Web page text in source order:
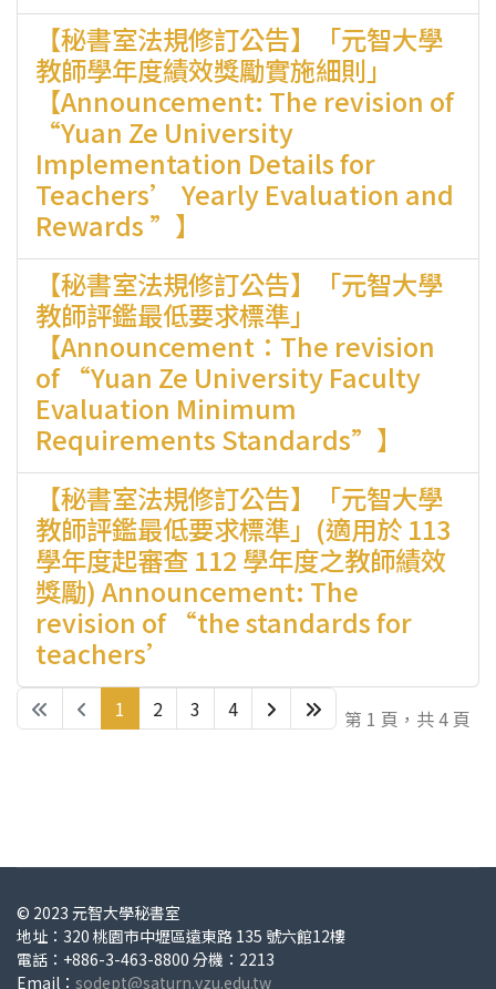
【秘書室法規修訂公告】「元智大學
教師學年度績效獎勵實施細則」
【Announcement: The revision of
“Yuan Ze University
Implementation Details for
Teachers’ Yearly Evaluation and
Rewards ”】
【秘書室法規修訂公告】「元智大學
教師評鑑最低要求標準」
【Announcement：The revision
of “Yuan Ze University Faculty
Evaluation Minimum
Requirements Standards”】
【秘書室法規修訂公告】「元智大學
教師評鑑最低要求標準」(適用於 113
學年度起審查 112 學年度之教師績效
獎勵) Announcement: The
revision of “the standards for
teachers’
第 1 頁，共 4 頁
1 2 3 4
© 2023 元智大學秘書室
地址：320 桃園市中壢區遠東路 135 號六館12樓
電話：+886-3-463-8800 分機：2213
Email： sodept@saturn.yzu.edu.tw